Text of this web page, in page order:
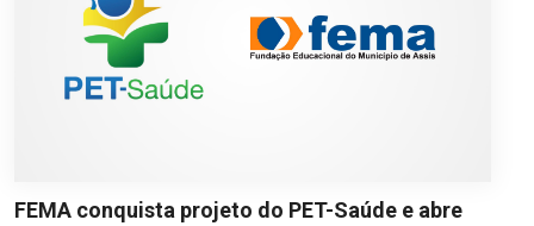
FEMA conquista projeto do PET-Saúde e abre